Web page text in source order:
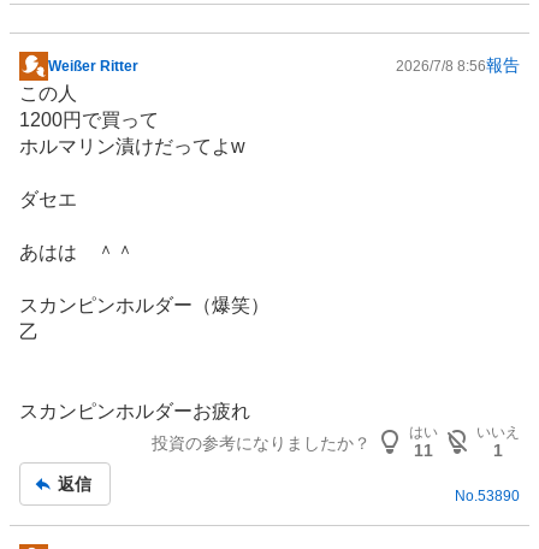
掲
示
板
記
Weißer Ritter 2026/7/8 8:56報告
この人
1200円で買って
ホルマリン漬けだってよw
ダセエ
あはは ＾＾
スカンピンホルダー（爆笑）
乙
スカンピンホルダーお疲れ
投資の参考になりましたか？
はい
11
いいえ
1
返信
No.53890